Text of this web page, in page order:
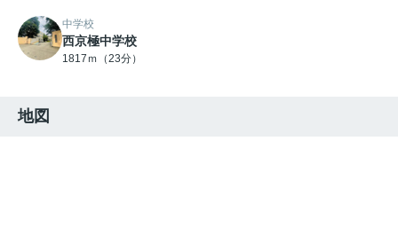
中学校
西京極中学校
1817ｍ（23分）
地図